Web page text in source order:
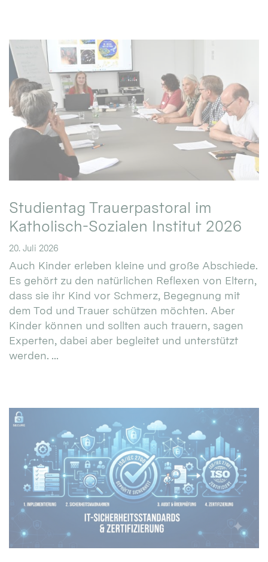
Studientag Trauerpastoral im
Katholisch-Sozialen Institut 2026
20. Juli 2026
Auch Kinder erleben kleine und große Abschiede.
Es gehört zu den natürlichen Reflexen von Eltern,
dass sie ihr Kind vor Schmerz, Begegnung mit
dem Tod und Trauer schützen möchten. Aber
Kinder können und sollten auch trauern, sagen
Experten, dabei aber begleitet und unterstützt
werden. ...